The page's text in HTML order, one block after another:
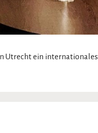
Utrecht ein internationales